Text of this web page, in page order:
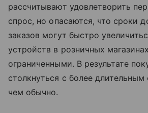
рассчитывают удовлетворить
спрос, но опасаются, что сроки
заказов могут быстро
устройств в розничных
ограниченными. В результате
столкнуться с более
чем обычно.